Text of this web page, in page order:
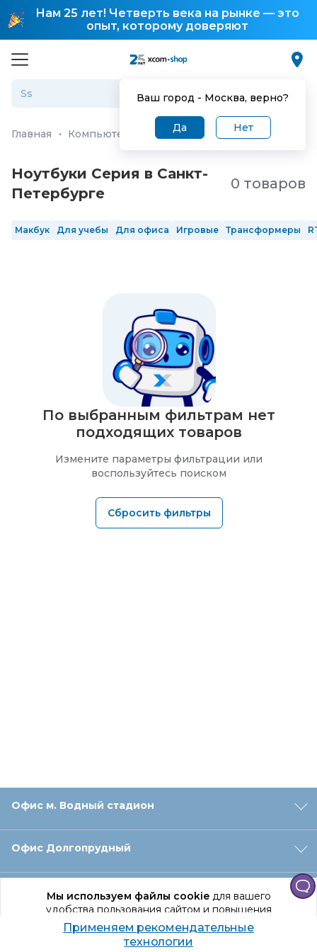
Нам 25 лет! Четверть века на рынке — это
опыт, которому доверяют
Ваш город - Москва, верно?
Да Нет
Мы используем файлы cookieдля вашего
удобства пользования сайтом и повышения
качества рекомендаций.
Продолжая использование сайта, вы даете
Главная · Компьютеры и ноутбуки Ноутбуки
Ноутбуки Серия в Санкт-
Петербургe
0 товаров
Макбук Для учебы Для офиса Игровые Трансформеры
По выбранным фильтрам нет
подходящих товаров
Измените параметры фильтрации или
воспользуйтесь поиском
Сбросить фильтры
Офис м. Водный стадион
Офис Долгопрудный
Офис Санкт‑Петербург
Оформление заказа
Применяем рекомендательные
технологии